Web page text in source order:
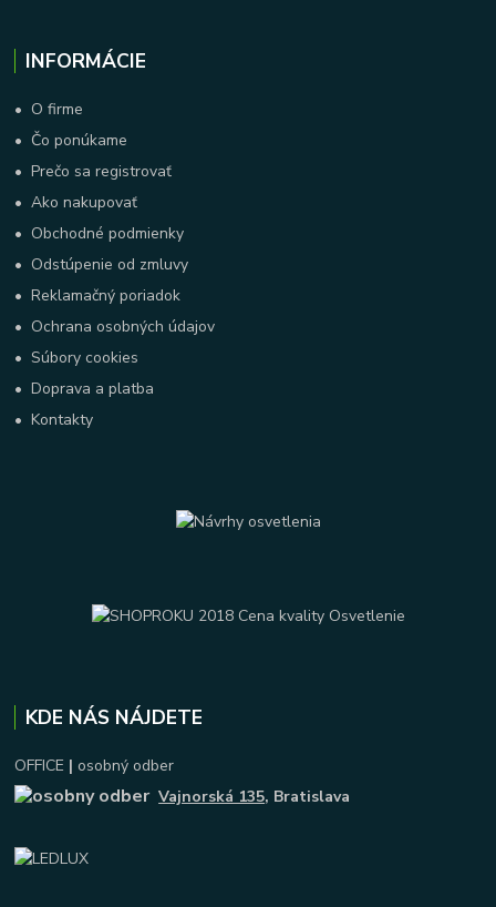
INFORMÁCIE
• O firme
• Čo ponúkame
•Prečo sa registrovať
•Ako nakupovať
• Obchodné podmienky
• Odstúpenie od zmluvy
•Reklamačný poriadok
• Ochrana osobných údajov
•Súbory cookies
•Doprava a platba
•Kontakty
KDE NÁS NÁJDETE
OFFICE | osobný odber
Vajnorská 135, Bratislava